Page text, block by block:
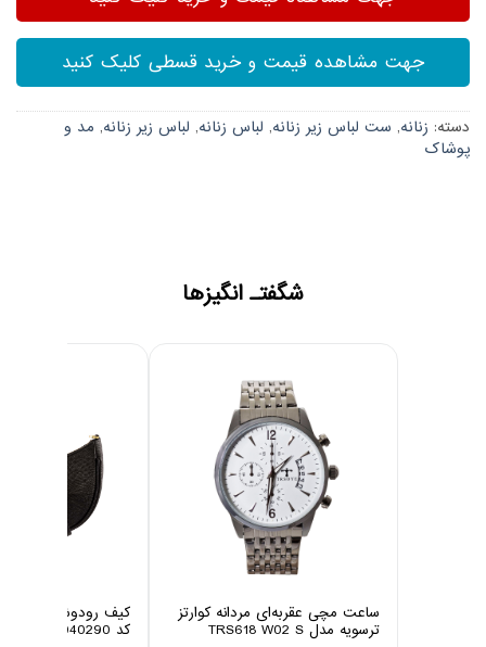
جهت مشاهده قیمت و خرید قسطی کلیک کنید
دسته: زنانه, ست لباس زیر زنانه, لباس زنانه, لباس زیر زنانه, مد و
پوشاک
شگفتـ انگیزها
ساعت مچی عقربه‌ای مردانه کوارتز
ترسویه مدل TRS618 W02 S
کد 10040290